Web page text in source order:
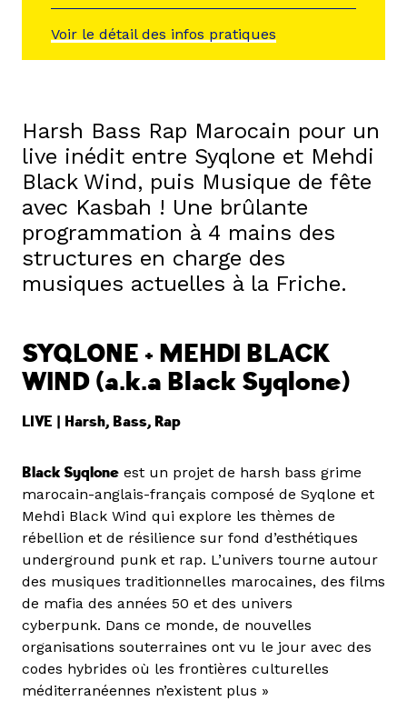
Voir le détail des infos pratiques
Harsh Bass Rap Marocain pour un
live inédit entre Syqlone et Mehdi
Black Wind, puis Musique de fête
avec Kasbah ! Une brûlante
programmation à 4 mains des
structures en charge des
musiques actuelles à la Friche.
SYQLONE + MEHDI BLACK
WIND (a.k.a Black Syqlone)
LIVE | Harsh, Bass, Rap
Black Syqlone est un projet de harsh bass grime
marocain-anglais-français composé de Syqlone et
Mehdi Black Wind qui explore les thèmes de
rébellion et de résilience sur fond d’esthétiques
underground punk et rap. L’univers tourne autour
des musiques traditionnelles marocaines, des films
de mafia des années 50 et des univers
cyberpunk. Dans ce monde, de nouvelles
organisations souterraines ont vu le jour avec des
codes hybrides où les frontières culturelles
méditerranéennes n’existent plus »